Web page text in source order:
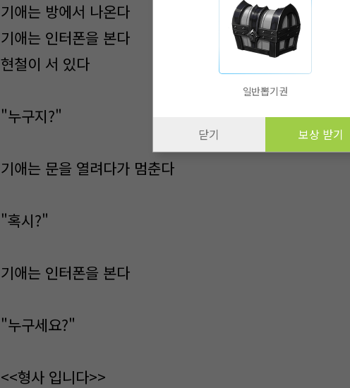
기애는 방에서 나온다
기애는 인터폰을 본다
현철이 서 있다
"누구지?"
기애는 문을 열려다가 멈춘다
"혹시?"
기애는 인터폰을 본다
"누구세요?"
<<형사 입니다>>
일반뽑기권
닫기 보상 받기